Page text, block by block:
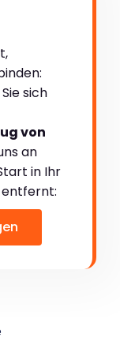
sich
von
an
in Ihr
entfernt: